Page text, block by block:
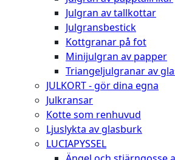
Julgran av tallkottar
Julgransbestick
Kottgranar på fot
Minijulgran av papper
Triangeljulgranar av
JULKORT - gör dina egna
Julkransar
Kotte som renhuvud
Ljuslykta av glasburk
LUCIAPYSSEL